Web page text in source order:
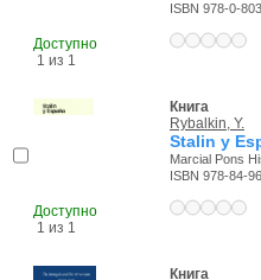
Доступно
1 из 1
ISBN 978-0-
Доступно
1 из 1
Книга
Rybalkin, Y.
Stalin y
Marcial Pons
ISBN 978-84-
Книга